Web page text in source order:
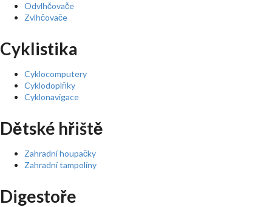
Odvlhčovače
Zvlhčovače
Cyklistika
Cyklocomputery
Cyklodoplňky
Cyklonavigace
Dětské hřiště
Zahradní houpačky
Zahradní tampolíny
Digestoře